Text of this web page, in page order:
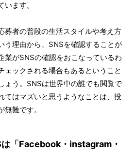
ます。
募者の普段の生活スタイルや考え方
う理由から、SNSを確認することが
業がSNSの確認をおこなっているわ
ェックされる場合もあるということ
ょう。SNSは世界中の誰でも閲覧で
てはマズいと思うようなことは、投
難です。
は「Facebook・instagram・